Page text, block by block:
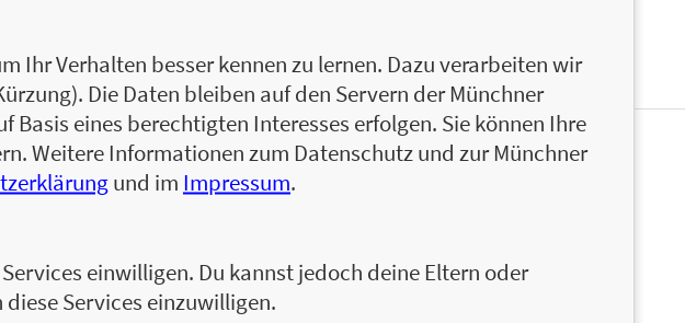
Wirtschaftspsychologin, Coach und Autorin. Sie hat
in Achtsamkeitsstudien und ist von der International Mindfulness
zusammengearbeitet, um Leistung, Innovation und Strategie
Ihr Verhalten besser kennen zu lernen. Dazu verarbeiten wir
Die Daten bleiben auf den Servern der Münchner
eines berechtigten Interesses erfolgen. Sie können Ihre
Weitere Informationen zum Datenschutz und zur Münchner
und im Impressum.
einwilligen. Du kannst jedoch deine Eltern oder
Services einzuwilligen.